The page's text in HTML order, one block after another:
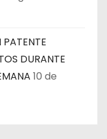
DURANTE
10 de